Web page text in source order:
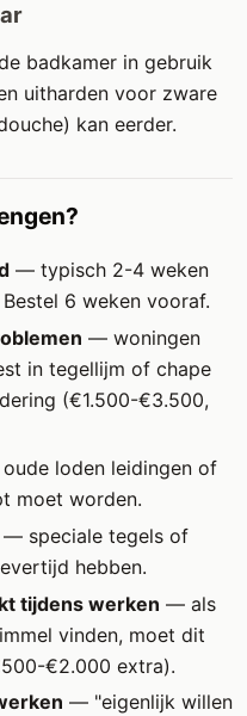
badkamer in gebruik
uitharden voor zware
kan eerder.
— typisch 2-4 weken
6 weken vooraf.
— woningen
in tegellijm of chape
(€1.500-€3.500,
loden leidingen of
moet worden.
— speciale tegels of
hebben.
tijdens werken — als
vinden, moet dit
€2.000 extra).
— "eigenlijk willen